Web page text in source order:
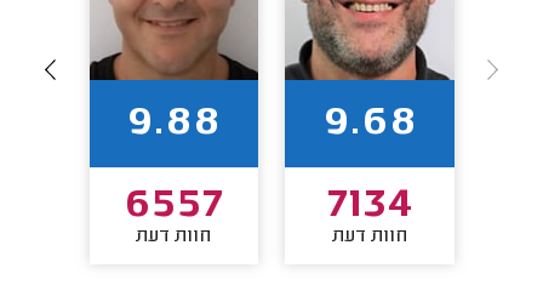
9.68
7134
חוות דעת
9.88
6557
חוות דעת